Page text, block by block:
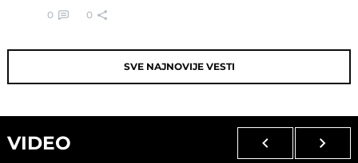
0 0
SVE NAJNOVIJE VESTI
VIDEO